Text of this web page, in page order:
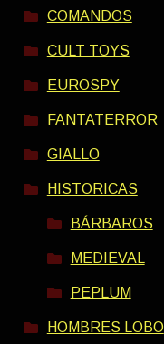
COMANDOS
CULT TOYS
EUROSPY
FANTATERROR
GIALLO
HISTORICAS
BÁRBAROS
MEDIEVAL
PEPLUM
HOMBRES LOBO